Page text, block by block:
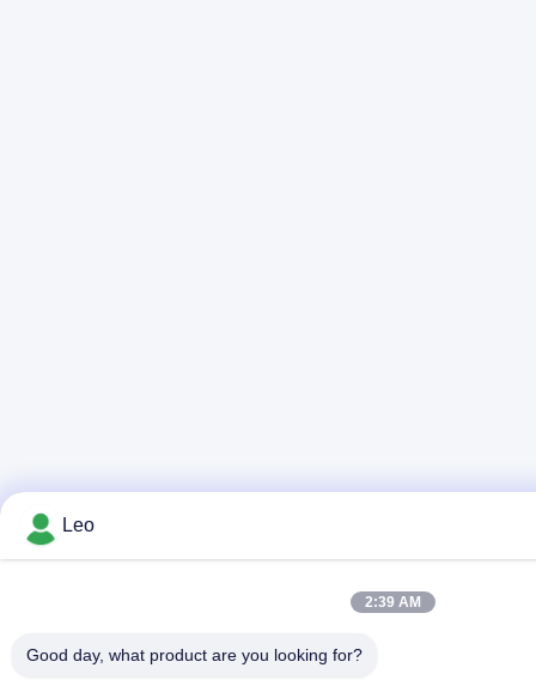
Leo
2:39 AM
Good day, what product are you looking for?